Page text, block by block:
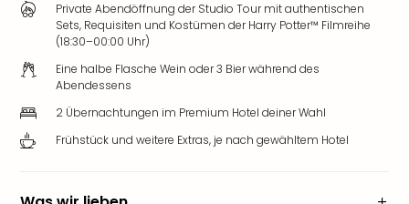
Private Abendöffnung der Studio Tour mit authentischen
Sets, Requisiten und Kostümen der Harry Potter™ Filmreihe
(18:30–00:00 Uhr)
Eine halbe Flasche Wein oder 3 Bier während des
Abendessens
2 Übernachtungen im Premium Hotel deiner Wahl
Frühstück und weitere Extras, je nach gewähltem Hotel